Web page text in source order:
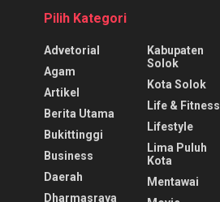
Pilih Kategori
Advetorial
Agam
Artikel
Berita Utama
Bukittinggi
Business
Daerah
Dharmasraya
Kabupaten
Solok
Kota Solok
Life & Fitness
Lifestyle
Lima Puluh
Kota
Mentawai